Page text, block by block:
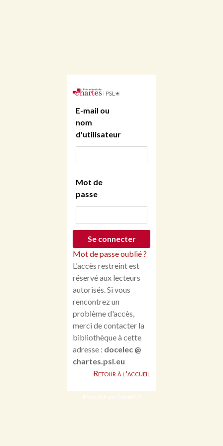
E-mail ou
nom
d'utilisateur
Mot de
passe
Mot de passe oublié ?
L'accès restreint est
réservé aux lecteurs
autorisés. Si vous
rencontrez un
problème d'accès,
merci de contacter la
bibliothèque à cette
adresse : docelec @
chartes.psl.eu
Retour à l'accueil
Propulsé par Omeka S